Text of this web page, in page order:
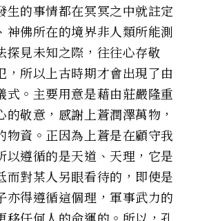
生的事情都在冥冥之中就註定
神佛所在的境界非人類所能測
探見未知之際，往往心存敬
，所以上古時期才會出現了由
式。主要用意是藉由莊嚴隆重
敬意，感謝上蒼潤澤萬物，
物資。正因為上蒼是在顧守我
以遵循的是天道、天理，它是
而對某人另眼看待的，即使是
亦得遵循這個理，軍事武力的
移任何人的命運的。所以，孔